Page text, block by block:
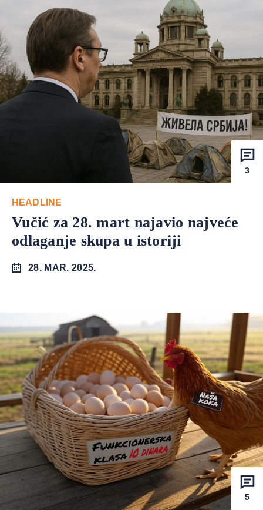
3
HEADLINE
Vučić za 28. mart najavio najveće
odlaganje skupa u istoriji
28. MAR. 2025.
5